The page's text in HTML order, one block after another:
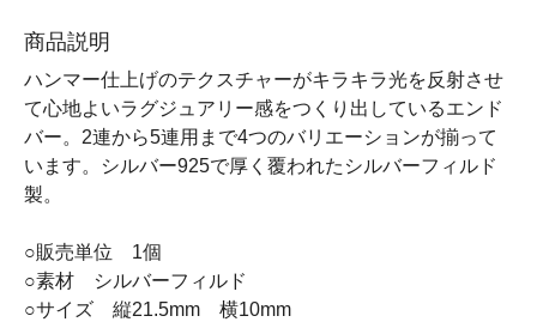
商品説明
ハンマー仕上げのテクスチャーがキラキラ光を反射させ
て心地よいラグジュアリー感をつくり出しているエンド
バー。2連から5連用まで4つのバリエーションが揃って
います。シルバー925で厚く覆われたシルバーフィルド
製。
○販売単位 1個
○素材 シルバーフィルド
○サイズ 縦21.5mm 横10mm